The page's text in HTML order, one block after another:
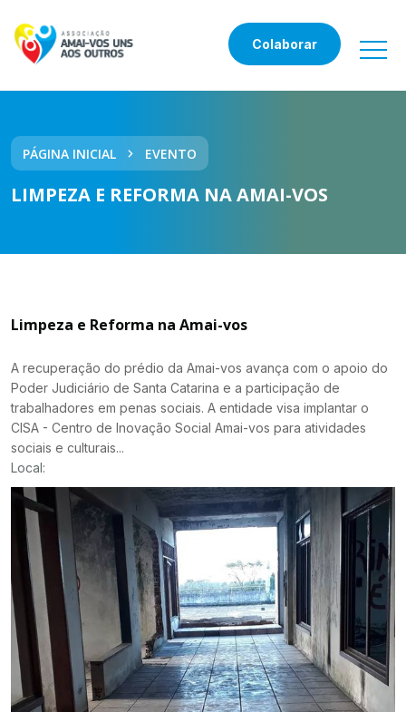
Colaborar
PÁGINA INICIAL EVENTO
LIMPEZA E REFORMA NA AMAI-VOS
Limpeza e Reforma na Amai-vos
A recuperação do prédio da Amai-vos avança com o apoio do
Poder Judiciário de Santa Catarina e a participação de
trabalhadores em penas sociais. A entidade visa implantar o
CISA - Centro de Inovação Social Amai-vos para atividades
sociais e culturais...
Local: